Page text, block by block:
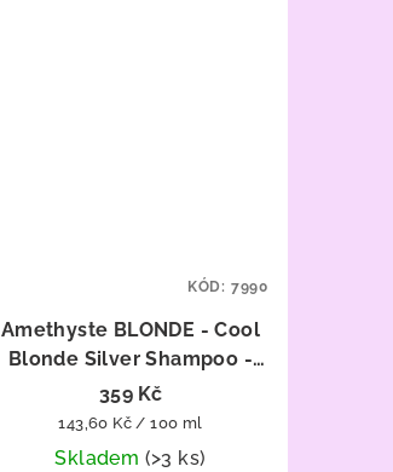
Amethyste BLONDE - Cool
Blonde Silver Shampoo -
šampon pro neutralizaci
žlutých tónů 250 ml
359 Kč
Měrná
cena:
143,60 Kč / 100 ml
Skladem (>3 ks)
KÓD: 7990